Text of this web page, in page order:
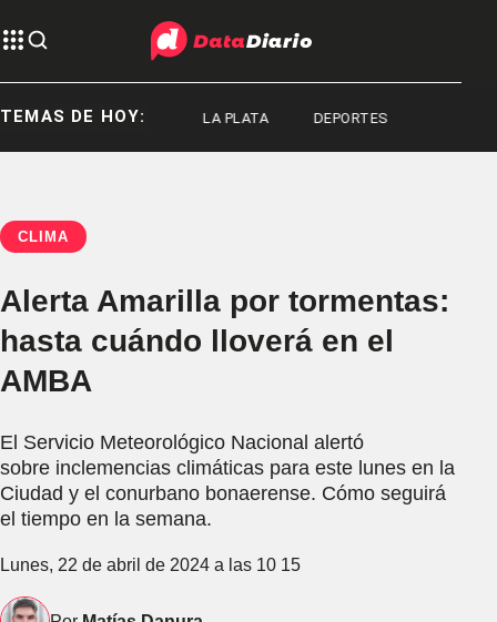
TEMAS DE HOY:
LA PLATA LA PLATA DEPORTES
CLIMA
Alerta Amarilla por tormentas:
hasta cuándo lloverá en el
AMBA
El Servicio Meteorológico Nacional alertó
sobre inclemencias climáticas para este lunes en la
Ciudad y el conurbano bonaerense. Cómo seguirá
el tiempo en la semana.
Lunes, 22 de abril de 2024 a las 10 15